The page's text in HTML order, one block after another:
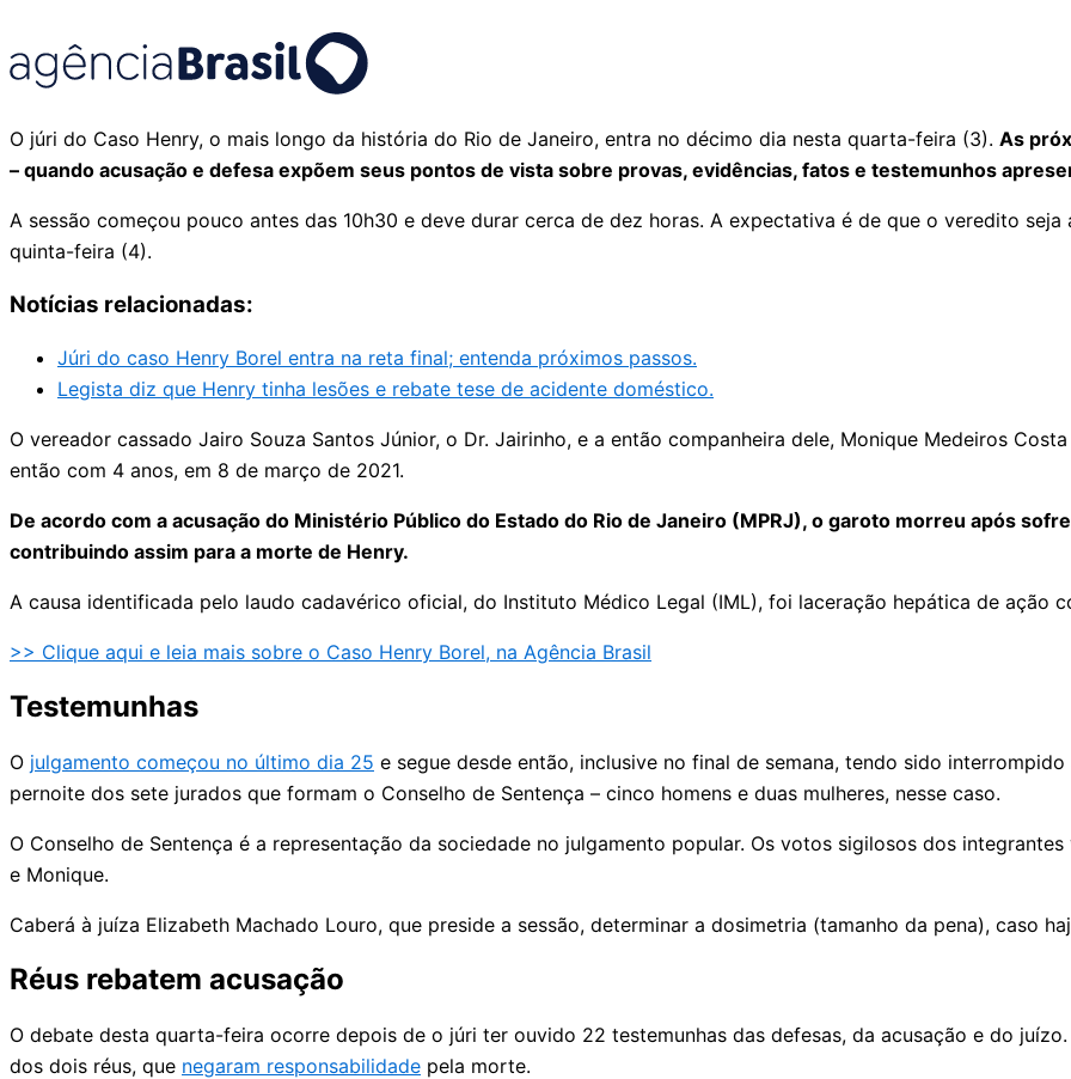
O júri do Caso Henry, o mais longo da história do Rio de Janeiro, entra no décimo dia nesta quarta-feira (3). As
– quando acusação e defesa expõem seus pontos de vista sobre provas, evidências, fatos e testemunhos
A sessão começou pouco antes das 10h30 e deve durar cerca de dez horas. A expectativa é de que o veredito
quinta-feira (4).
Notícias relacionadas:
Júri do caso Henry Borel entra na reta final; entenda próximos passos.
Legista diz que Henry tinha lesões e rebate tese de acidente doméstico.
O vereador cassado Jairo Souza Santos Júnior, o Dr. Jairinho, e a então companheira dele, Monique Medeiros
então com 4 anos, em 8 de março de 2021.
De acordo com a acusação do Ministério Público do Estado do Rio de Janeiro (MPRJ), o garoto morreu após
contribuindo assim para a morte de Henry.
A causa identificada pelo laudo cadavérico oficial, do Instituto Médico Legal (IML), foi laceração hepática de ação
>> Clique aqui e leia mais sobre o Caso Henry Borel, na Agência Brasil
Testemunhas
O julgamento começou no último dia 25 e segue desde então, inclusive no final de semana, tendo sido
pernoite dos sete jurados que formam o Conselho de Sentença – cinco homens e duas mulheres, nesse caso.
O Conselho de Sentença é a representação da sociedade no julgamento popular. Os votos sigilosos dos
e Monique.
Caberá à juíza Elizabeth Machado Louro, que preside a sessão, determinar a dosimetria (tamanho da pena), caso
Réus rebatem acusação
O debate desta quarta-feira ocorre depois de o júri ter ouvido 22 testemunhas das defesas, da acusação e do
dos dois réus, que negaram responsabilidade pela morte.